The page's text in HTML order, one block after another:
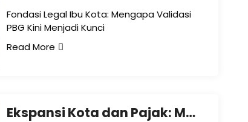
Fondasi Legal Ibu Kota: Mengapa Validasi
PBG Kini Menjadi Kunci
Read More
Ekspansi Kota dan Pajak: Mengapa Validasi KRK Kini Jadi Syarat Mutlak Perizinan Bisnis di Banjarbaru?